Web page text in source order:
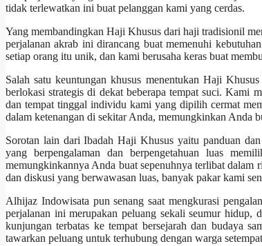
tidak terlewatkan ini buat pelanggan kami yang cerdas.
Yang membandingkan Haji Khusus dari haji tradisionil
perjalanan akrab ini dirancang buat memenuhi
setiap orang itu unik, dan kami berusaha keras buat
Salah satu keuntungan khusus menentukan Haji
berlokasi strategis di dekat beberapa tempat suci. Kami
dan tempat tinggal individu kami yang dipilih cermat
dalam ketenangan di sekitar Anda, memungkinkan Anda
Sorotan lain dari Ibadah Haji Khusus yaitu panduan
yang berpengalaman dan berpengetahuan luas
memungkinkannya Anda buat sepenuhnya terlibat dalam
dan diskusi yang berwawasan luas, banyak pakar kami
Alhijaz Indowisata pun senang saat mengkurasi
perjalanan ini merupakan peluang sekali seumur
kunjungan terbatas ke tempat bersejarah dan budaya
tawarkan peluang untuk terhubung dengan warga